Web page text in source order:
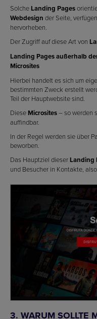
Solche Landing Pages
Webdesign der Seite,
hervorheben.
Der Zugriff auf diese Art von
Landing Pages außerhalb
Microsites
Hierbei handelt es sich um
bestimmten Zweck erstellt
Teil der Hauptwebsite sind.
Diese Microsites– so werden
auffindbar.
In der Regel werden sie über
beworben.
Das Hauptziel dieser Landing
und Besucher in Kontakte, also
3. WARUM SOLLTE